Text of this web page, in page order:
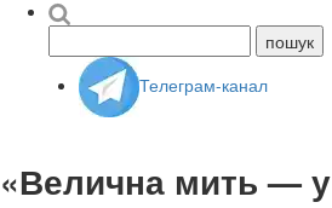
Телеграм-канал
«Велична мить — у